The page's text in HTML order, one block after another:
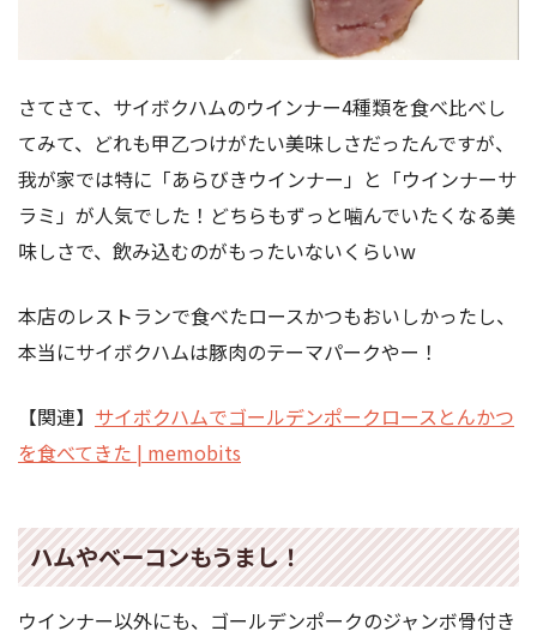
さてさて、サイボクハムのウインナー4種類を食べ比べし
てみて、どれも甲乙つけがたい美味しさだったんですが、
我が家では特に「あらびきウインナー」と「ウインナーサ
ラミ」が人気でした！どちらもずっと噛んでいたくなる美
味しさで、飲み込むのがもったいないくらいw
本店のレストランで食べたロースかつもおいしかったし、
本当にサイボクハムは豚肉のテーマパークやー！
【関連】 サイボクハムでゴールデンポークロースとんかつ
を食べてきた | memobits
ハムやベーコンもうまし！
ウインナー以外にも、ゴールデンポークのジャンボ骨付き